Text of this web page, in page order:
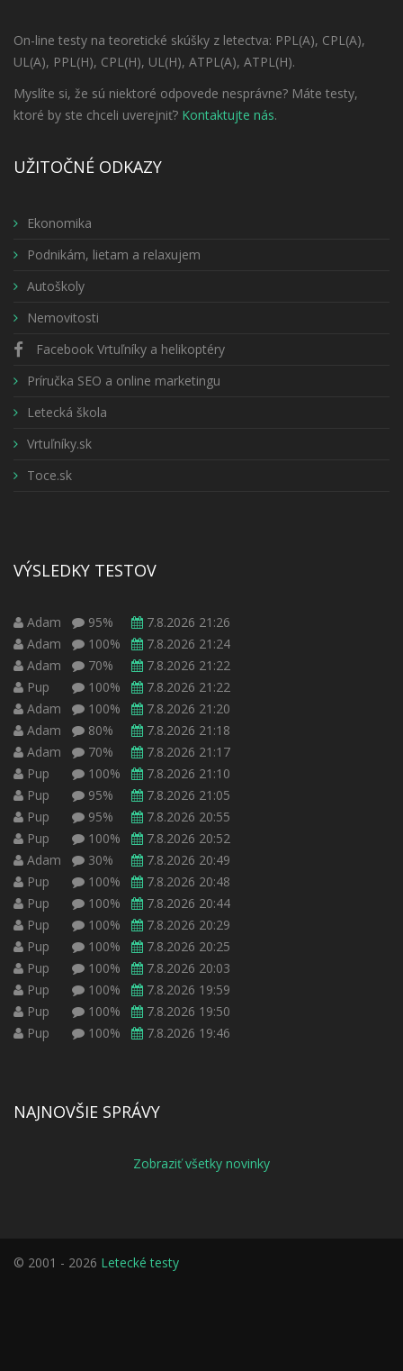
On-line testy na teoretické skúšky z letectva: PPL(A), CPL(A),
UL(A), PPL(H), CPL(H), UL(H), ATPL(A), ATPL(H).
Myslíte si, že sú niektoré odpovede nesprávne? Máte testy,
ktoré by ste chceli uverejniť? Kontaktujte nás.
UŽITOČNÉ ODKAZY
Ekonomika
Podnikám, lietam a relaxujem
Autoškoly
Nemovitosti
Facebook Vrtuľníky a helikoptéry
Príručka SEO a online marketingu
Letecká škola
Vrtuľníky.sk
Toce.sk
VÝSLEDKY TESTOV
Adam 95%
7.8.2026 21:26
Adam
100%
7.8.2026 21:24
Adam
70%
7.8.2026 21:22
Pup
100%
7.8.2026 21:22
Adam
100%
7.8.2026 21:20
Adam
80%
7.8.2026 21:18
Adam
70%
7.8.2026 21:17
Pup
100%
7.8.2026 21:10
Pup
95%
7.8.2026 21:05
Pup
95%
7.8.2026 20:55
Pup
100%
7.8.2026 20:52
Adam
30%
7.8.2026 20:49
Pup
100%
7.8.2026 20:48
Pup
100%
7.8.2026 20:44
Pup
100%
7.8.2026 20:29
Pup
100%
7.8.2026 20:25
Pup
100%
7.8.2026 20:03
Pup
100%
7.8.2026 19:59
Pup
100%
7.8.2026 19:50
Pup
100% 7.8.2026 19:46
NAJNOVŠIE SPRÁVY
Zobraziť všetky novinky
© 2001 - 2026 Letecké testy